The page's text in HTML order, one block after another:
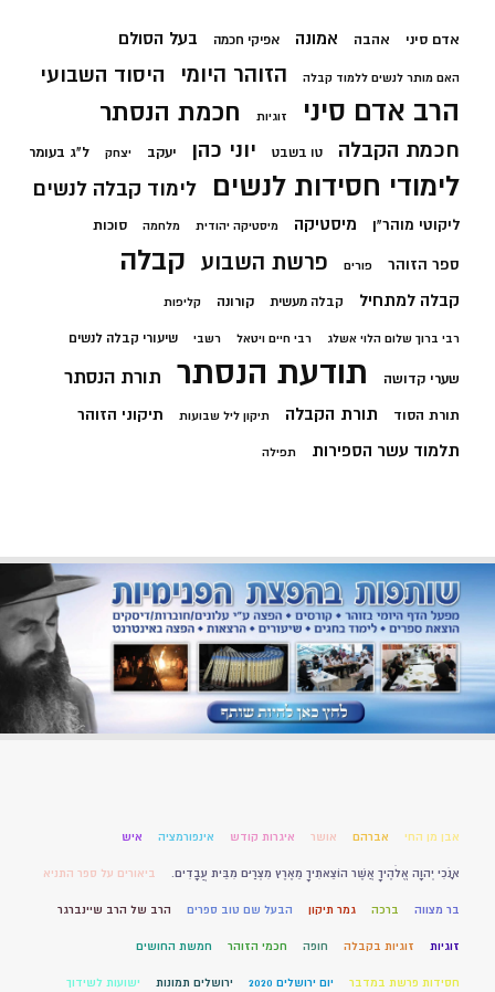
אדם סיני אהבה אמונה אפיקי חכמה בעל הסולם
האם מותר לנשים ללמוד קבלה הזוהר היומי היסוד השבועי
הרב אדם סיני זוגיות חכמת הנסתר
חכמת הקבלה טו בשבט יוני כהן יעקב יצחק ל"ג בעומר
לימודי חסידות לנשים לימוד קבלה לנשים
ליקוטי מוהר"ן מיסטיקה מיסטיקה יהודית מלחמה סוכות
ספר הזוהר פורים פרשת השבוע קבלה
קבלה למתחיל קבלה מעשית קורונה קליפות
רבי ברוך שלום הלוי אשלג רבי חיים ויטאל רשבי שיעורי קבלה לנשים
שערי קדושה תודעת הנסתר תורת הנסתר
תורת הסוד תורת הקבלה תיקון ליל שבועות תיקוני הזוהר
תלמוד עשר הספירות תפילה
אבן מן החי אברהם אושר איגרות קודש אינפורמציה איש
אָנֹכִי יְהוָה אֱלֹהֶיךָ אֲשֶׁר הוֹצֵאתִיךָ מֵאֶרֶץ מִצְרַיִם מִבֵּית עֲבָדִים. ביאורים על ספר התניא
בר מצווה ברכה גמר תיקון הבעל שם טוב ספרים הרב של הרב שיינברגר
זוגיות זוגיות בקבלה חופה חכמי הזוהר חמשת החושים
חסידות פרשת במדבר יום ירושלים 2020 ירושלים תמונות ישועות לשידוך